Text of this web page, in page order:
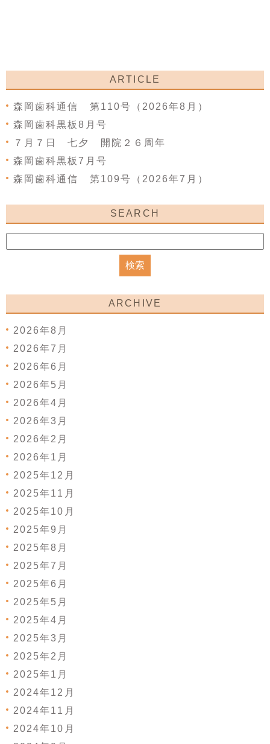
ARTICLE
森岡歯科通信 第110号（2026年8月）
森岡歯科黒板8月号
７月７日 七夕 開院２６周年
森岡歯科黒板7月号
森岡歯科通信 第109号（2026年7月）
SEARCH
ARCHIVE
2026年8月
2026年7月
2026年6月
2026年5月
2026年4月
2026年3月
2026年2月
2026年1月
2025年12月
2025年11月
2025年10月
2025年9月
2025年8月
2025年7月
2025年6月
2025年5月
2025年4月
2025年3月
2025年2月
2025年1月
2024年12月
2024年11月
2024年10月